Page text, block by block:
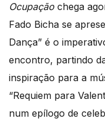
Ocupação chega
Fado Bicha se
Dança” é o
encontro, partindo
inspiração para a
“Requiem para
num epílogo de